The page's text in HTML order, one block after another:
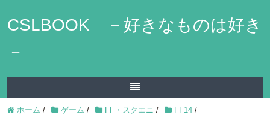
CSLBOOK －好きなものは好き
－
ホーム / ゲーム / FF・スクエニ / FF14 /